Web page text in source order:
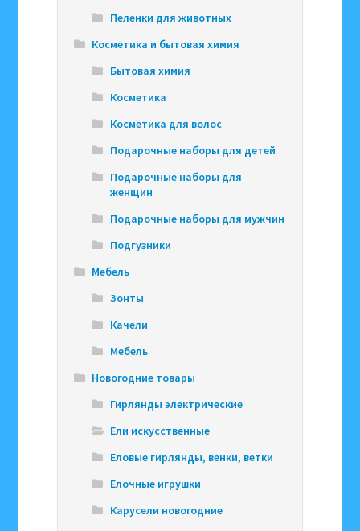
Пеленки для животных
Косметика и бытовая химия
Бытовая химия
Косметика
Косметика для волос
Подарочные наборы для детей
Подарочные наборы для
женщин
Подарочные наборы для мужчин
Подгузники
Мебель
Зонты
Качели
Мебель
Новогодние товары
Гирлянды электрические
Ели искусственные
Еловые гирлянды, венки, ветки
Елочные игрушки
Карусели новогодние